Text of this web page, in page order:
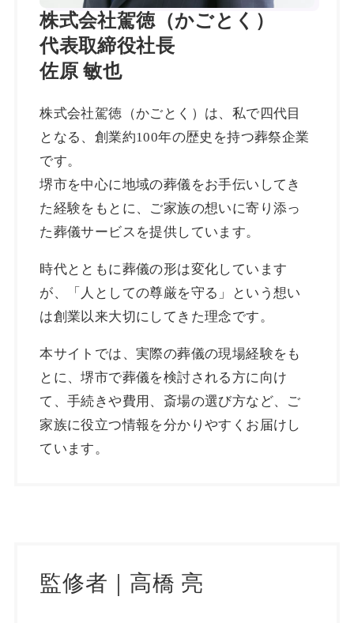
株式会社駕徳（かごとく）
代表取締役社長
佐原 敏也
株式会社駕徳（かごとく）は、私で四代目
となる、創業約100年の歴史を持つ葬祭企業
です。
堺市を中心に地域の葬儀をお手伝いしてき
た経験をもとに、ご家族の想いに寄り添っ
た葬儀サービスを提供しています。
時代とともに葬儀の形は変化しています
が、「人としての尊厳を守る」という想い
は創業以来大切にしてきた理念です。
本サイトでは、実際の葬儀の現場経験をも
とに、堺市で葬儀を検討される方に向け
て、手続きや費用、斎場の選び方など、ご
家族に役立つ情報を分かりやすくお届けし
ています。
監修者｜高橋 亮